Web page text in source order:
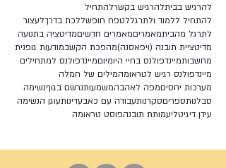
להרגיש בביתלהרגיש בקשרלהתחיל
להתחיל ללמוד ולתרגללטפח חופשללכת בדרךלעצור
לתרגל מהביתמאמריםמאמרים חדשיםמדיטציה בתנועה
מדיטציית תובנה (ויפאסנה)מהפכת הקשבמודעות גופנית
מחשבותמיינדפולנס בחיי היומיוםמיינדפולנס למתחילים
מיינדפולנס רגיש לטראומהמילים של חמלה
מערכות יחסיםמפה לאהבהמשמעותנרשם בגוףנשימה
סבלנותספריםסקרנותעבודה עם כאבעדינותעוגן הנשימה
עידן דיגיטליעמותת תובנהפוסט טראומה